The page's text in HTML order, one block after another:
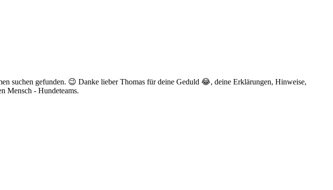
suchen gefunden. 😉 Danke lieber Thomas für deine Geduld 😂, deine Erklärungen, Hinweise,
Mensch - Hundeteams.